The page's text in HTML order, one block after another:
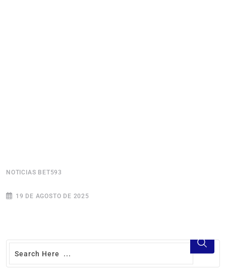
NOTICIAS BET593
19 DE AGOSTO DE 2025